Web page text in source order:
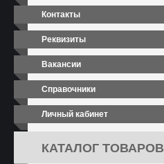
Контакты
Реквизиты
Вакансии
Справочники
Личный кабинет
КАТАЛОГ ТОВАРОВ